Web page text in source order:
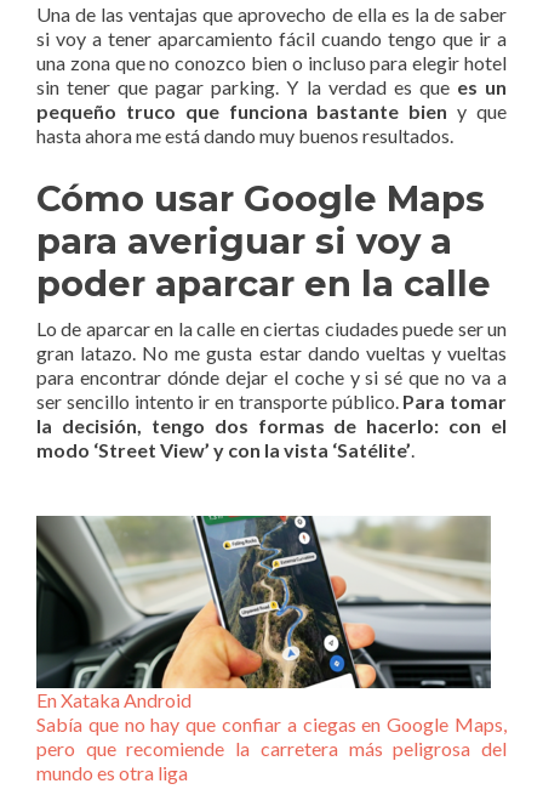
Una de las ventajas que aprovecho de ella es la de saber
si voy a tener aparcamiento fácil cuando tengo que ir a
una zona que no conozco bien o incluso para elegir hotel
sin tener que pagar parking. Y la verdad es quees un
pequeño truco que funciona bastante bien y que
hasta ahora me está dando muy buenos resultados.
Cómo usar Google Maps
para averiguar si voy a
poder aparcar en la calle
Lo de aparcar en la calle en ciertas ciudades puede ser un
gran latazo. No me gusta estar dando vueltas y vueltas
para encontrar dónde dejar el coche y si sé que no va a
ser sencillo intento ir en transporte público. Para tomar
la decisión, tengo dos formas de hacerlo: con el
modo ‘Street View’ y con la vista ‘Satélite’
En Xataka Android
Sabía que no hay que confiar a ciegas en Google Maps,
pero que recomiende la carretera más peligrosa del
mundo es otra liga